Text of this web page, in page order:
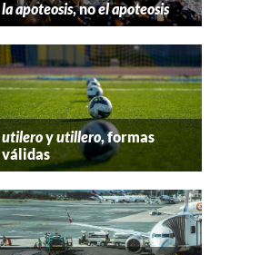
la apoteosis, noel apoteosis
utileroyutillero, formas
válidas